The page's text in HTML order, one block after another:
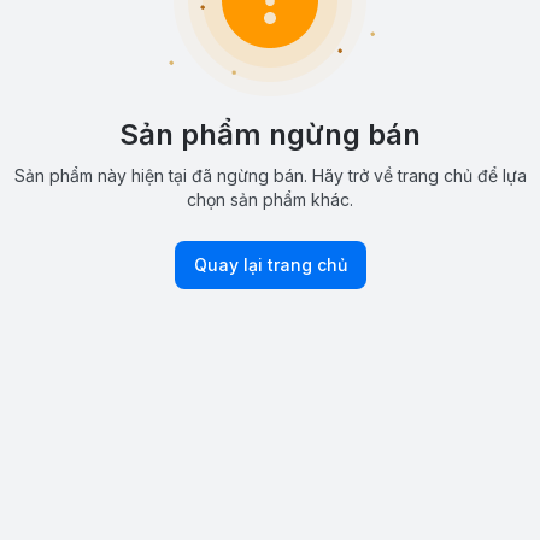
Sản phẩm ngừng bán
Sản phẩm này hiện tại đã ngừng bán. Hãy trở về trang chủ để lựa
chọn sản phẩm khác.
Quay lại trang chủ